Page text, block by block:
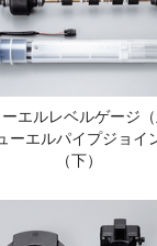
エルレベルゲージ（
ーエルパイプジョイ
（下）